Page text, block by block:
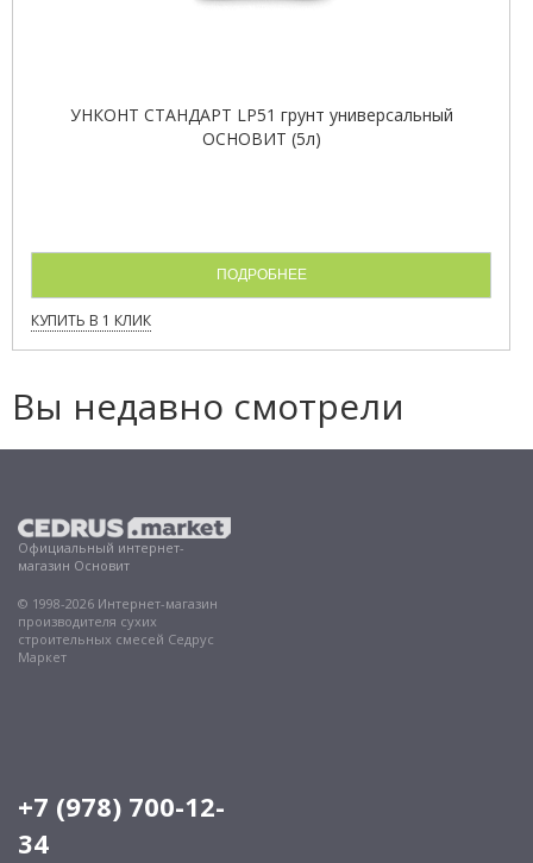
УНКОНТ СТАНДАРТ LP51 грунт универсальный
ОСНОВИТ (5л)
ПОДРОБНЕЕ
КУПИТЬ В 1 КЛИК
Вы недавно смотрели
Официальный интернет-
магазин Основит
© 1998-2026 Интернет-магазин
производителя сухих
строительных смесей Седрус
Маркет
+7 (978) 700-12-
34